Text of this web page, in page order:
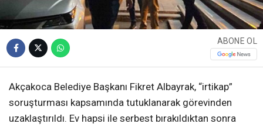
ABONE OL
Akçakoca Belediye Başkanı Fikret Albayrak, “irtikap”
soruşturması kapsamında tutuklanarak görevinden
uzaklaştırıldı. Ev hapsi ile serbest bırakıldıktan sonra